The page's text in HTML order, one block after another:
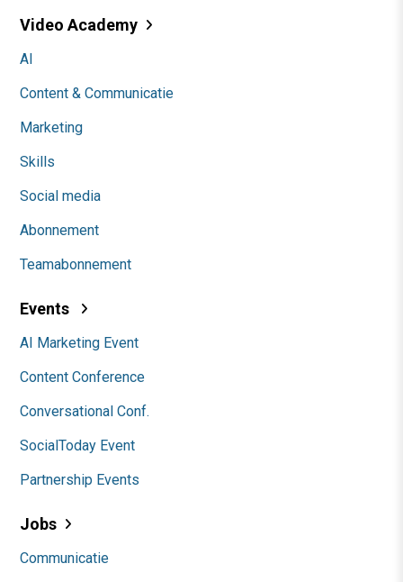
Video Academy
AI
Content & Communicatie
Marketing
Skills
Social media
Abonnement
Teamabonnement
Events
AI Marketing Event
Content Conference
Conversational Conf.
SocialToday Event
Partnership Events
Jobs
Communicatie